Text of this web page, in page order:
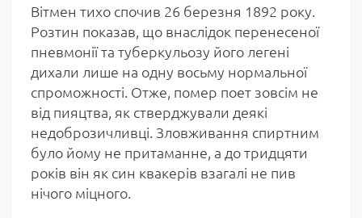
Вітмен тихо спочив 26 березня 1892 року.
Розтин показав, що внаслідок перенесеної
пневмонії та туберкульозу його легені
дихали лише на одну восьму нормальної
спроможності. Отже, помер поет зовсім не
від пияцтва, як стверджували деякі
недоброзичливці. Зловживання спиртним
було йому не притаманне, а до тридцяти
років він як син квакерів взагалі не пив
нічого міцного.